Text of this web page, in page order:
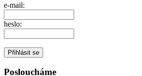
e-mail:
heslo:
Posloucháme